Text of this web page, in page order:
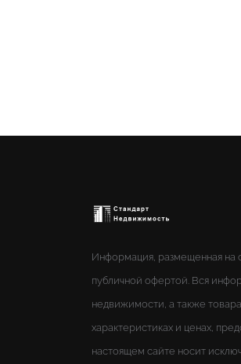
Информация, размещенная на
публичной офертой. Вся
недвижимости, а также
характеристиках и ценах,
настоящем сайте носит